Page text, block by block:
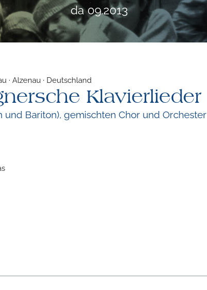
da 09.2013
· Alzenau · Deutschland
Klavierlieder
und Bariton), gemischten Chor und Orchester